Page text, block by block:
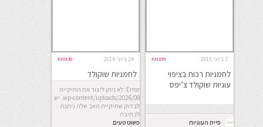
7 ביוני 2015 #31159
לחמניות רכות בציפוי
עוגיות שוקולד צ’יפס
פיית העוגיות
24 ביוני 2014 #20130
לחמניות שוקולד
Error: לא ניתן ליצור את התיקייה
wp-content/uploads/2026/08. יש
לבדוק שתיקיית האב שלה ניתנת
לכתיבה.
פשוט טעים